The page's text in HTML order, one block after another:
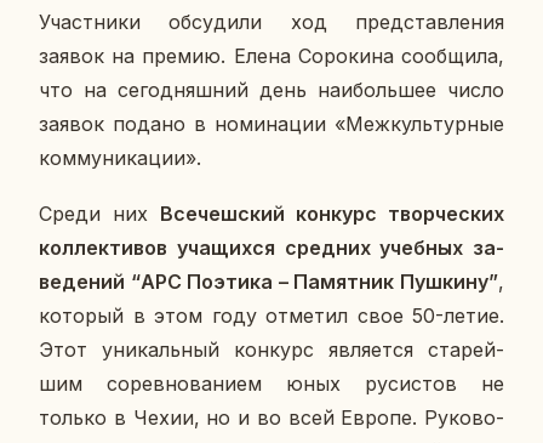
Участ­ни­ки об­су­ди­ли ход пред­став­ле­ния
заявок на премию. Елена Со­ро­ки­на со­об­щи­ла,
что на се­го­дняш­ний день наи­боль­шее число
заявок подано в но­ми­на­ции «Меж­куль­тур­ные
ком­му­ни­ка­ции».
Среди них Все­чеш­ский кон­курс твор­че­ских
кол­лек­ти­вов уча­щих­ся сред­них учеб­ных за­
ве­де­ний “АРС По­э­ти­ка – Па­мят­ник Пуш­ки­ну”,
ко­то­рый в этом году от­ме­тил свое 50-летие.
Этот уни­каль­ный кон­курс яв­ля­ет­ся ста­рей­
шим со­рев­но­ва­ни­ем юных ру­си­стов не
только в Чехии, но и во всей Европе. Ру­ко­во­